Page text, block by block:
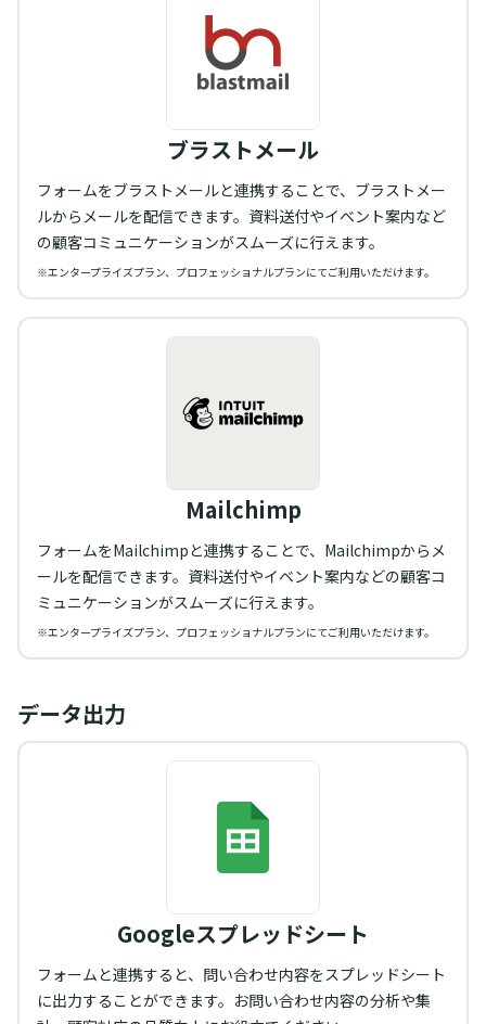
ブラストメール
フォームをブラストメールと連携することで、ブラストメー
ルからメールを配信できます。資料送付やイベント案内など
の顧客コミュニケーションがスムーズに行えます。
※エンタープライズプラン、プロフェッショナルプランにてご利用いただけます。
Mailchimp
フォームをMailchimpと連携することで、Mailchimpからメ
ールを配信できます。資料送付やイベント案内などの顧客コ
ミュニケーションがスムーズに行えます。
※エンタープライズプラン、プロフェッショナルプランにてご利用いただけます。
データ出力
Googleスプレッドシート
フォームと連携すると、問い合わせ内容をスプレッドシート
に出力することができます。お問い合わせ内容の分析や集